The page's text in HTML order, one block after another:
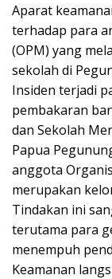
Aparat
terhadap para
(OPM) yang
sekolah di
Insiden terjadi
pembakaran
dan Sekolah
Papua
anggota
merupakan
Tindakan ini
terutama para
menempuh
Keamanan